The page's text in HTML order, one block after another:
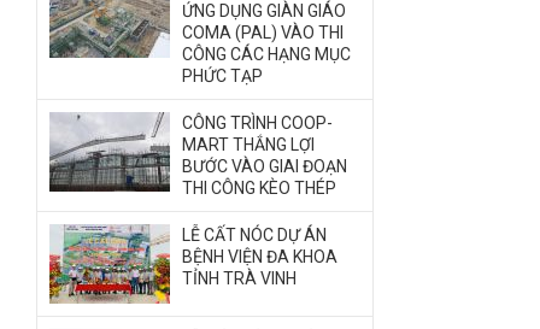
ỨNG DỤNG GIÀN GIÁO
COMA (PAL) VÀO THI
CÔNG CÁC HẠNG MỤC
PHỨC TẠP
CÔNG TRÌNH COOP-
MART THẮNG LỢI
BƯỚC VÀO GIAI ĐOẠN
THI CÔNG KÈO THÉP
LỄ CẤT NÓC DỰ ÁN
BỆNH VIỆN ĐA KHOA
TỈNH TRÀ VINH